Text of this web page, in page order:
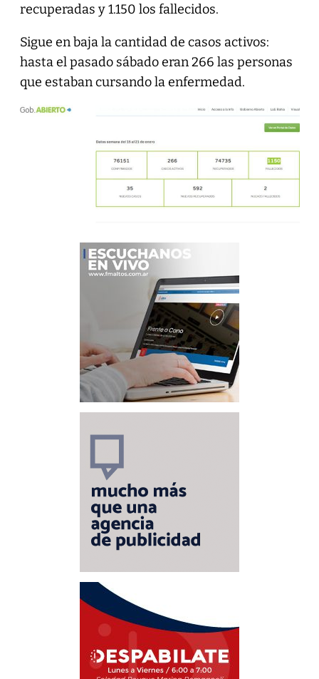
recuperadas y 1.150 los fallecidos.
Sigue en baja la cantidad de casos activos:
hasta el pasado sábado eran 266 las personas
que estaban cursando la enfermedad.